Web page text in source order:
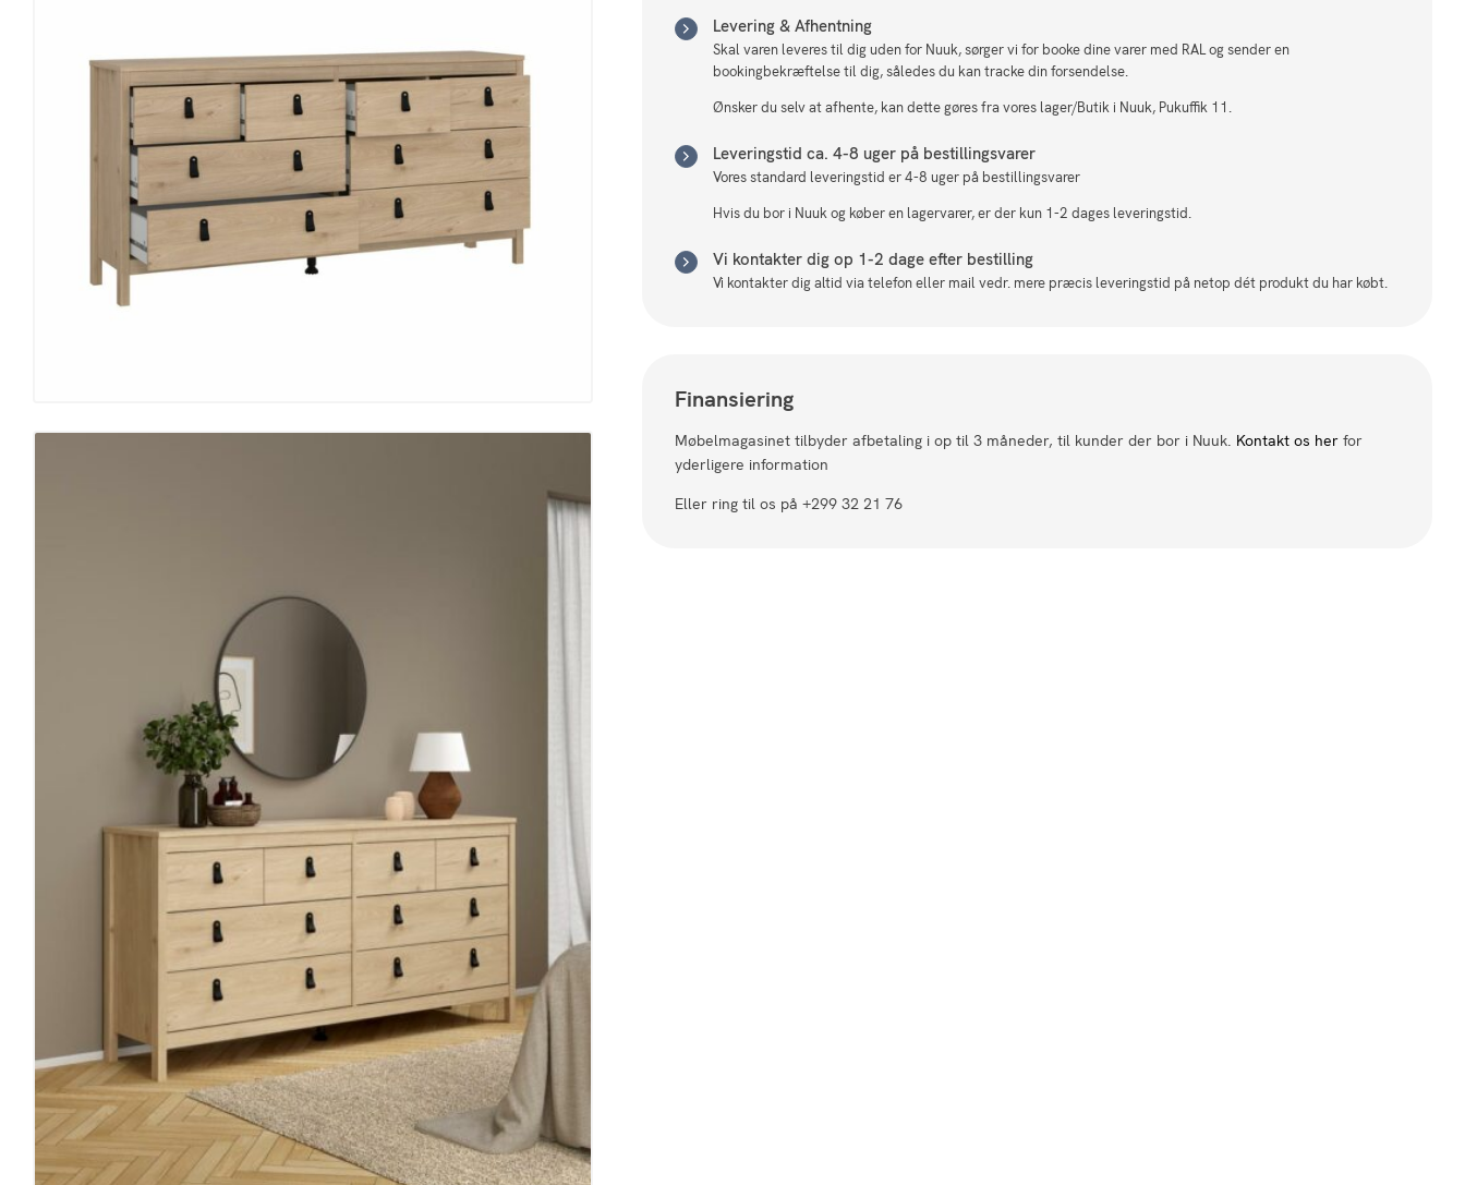
Levering & Afhentning
Skal varen leveres til dig uden for Nuuk, sørger vi for booke dine varer med RAL og sender en
bookingbekræftelse til dig, således du kan tracke din forsendelse.
Ønsker du selv at afhente, kan dette gøres fra vores lager/Butik i Nuuk, Pukuffik 11.
Leveringstid ca. 4-8 uger på bestillingsvarer
Vores standard leveringstid er 4-8 uger på bestillingsvarer
Hvis du bor i Nuuk og køber en lagervarer, er der kun 1-2 dages leveringstid.
Vi kontakter dig op 1-2 dage efter bestilling
Vi kontakter dig altid via telefon eller mail vedr. mere præcis leveringstid på netop dét produkt du har købt.
Finansiering
Møbelmagasinet tilbyder afbetaling i op til 3 måneder, til kunder der bor i Nuuk. Kontakt os herfor
yderligere information
Eller ring til os på +299 32 21 76